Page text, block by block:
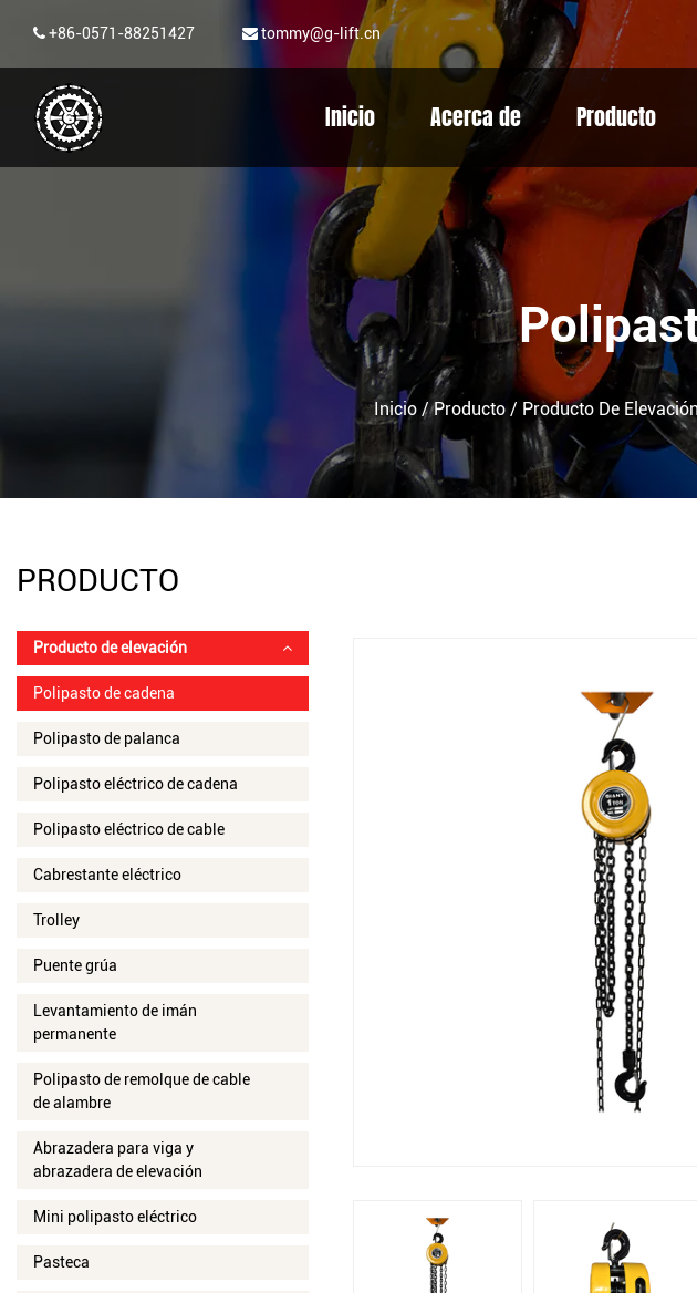
+86-0571-88251427 tommy@g-lift.cn
Inicio Acerca de Producto
Inicio/Producto/ Producto De Elevación
PRODUCTO
Producto de elevación
Polipasto de cadena
Polipasto de palanca
Polipasto eléctrico de cadena
Polipasto eléctrico de cable
Cabrestante eléctrico
Trolley
Puente grúa
Levantamiento de imán
permanente
Polipasto de remolque de cable
de alambre
Abrazadera para viga y
abrazadera de elevación
Mini polipasto eléctrico
Pasteca